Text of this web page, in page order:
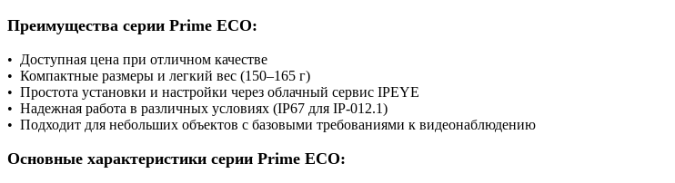
Преимущества серии Prime ECO:
• Доступная цена при отличном качестве
• Компактные размеры и легкий вес (150–165 г)
• Простота установки и настройки через облачный сервис IPEYE
• Надежная работа в различных условиях (IP67 для IP-012.1)
• Подходит для небольших объектов с базовыми требованиями к видеонаблюдению
Основные характеристики серии Prime ECO: